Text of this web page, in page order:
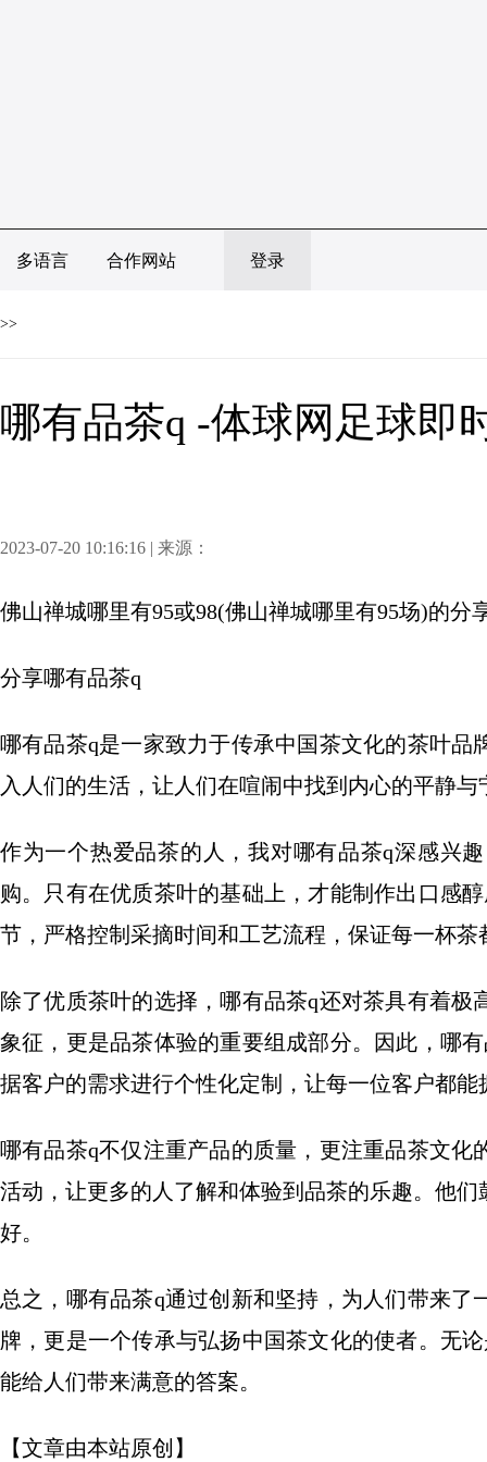
多语言 合作网站 登录
>>
哪有品茶q -体球网足球即
2023-07-20 10:16:16 | 来源：
佛山禅城哪里有95或98(佛山禅城哪里有95场)的分
分享哪有品茶q
哪有品茶q是一家致力于传承中国茶文化的茶叶
入人们的生活，让人们在喧闹中找到内心的平静与
作为一个热爱品茶的人，我对哪有品茶q深感兴
购。只有在优质茶叶的基础上，才能制作出口感
节，严格控制采摘时间和工艺流程，保证每一杯
除了优质茶叶的选择，哪有品茶q还对茶具有着
象征，更是品茶体验的重要组成部分。因此，哪
据客户的需求进行个性化定制，让每一位客户都
哪有品茶q不仅注重产品的质量，更注重品茶文
活动，让更多的人了解和体验到品茶的乐趣。他
好。
总之，哪有品茶q通过创新和坚持，为人们带来
牌，更是一个传承与弘扬中国茶文化的使者。无
能给人们带来满意的答案。
【文章由本站原创】